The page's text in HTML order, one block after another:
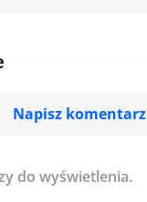
Napisz komentarz
do wyświetlenia.